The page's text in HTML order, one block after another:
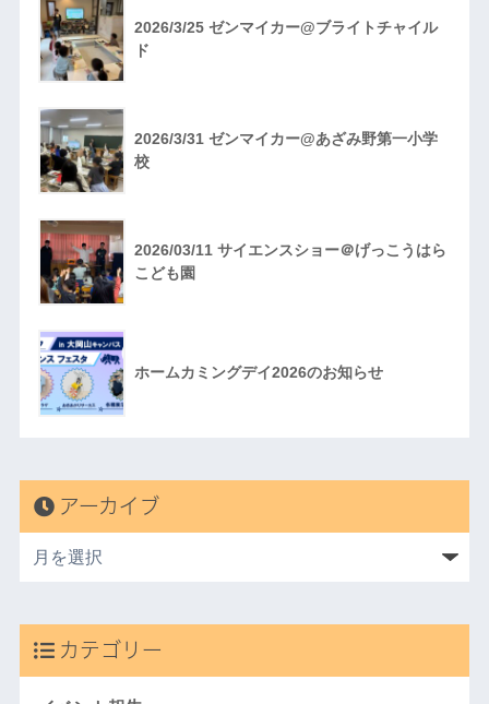
2026/3/25 ゼンマイカー@ブライトチャイル
ド
2026/3/31 ゼンマイカー@あざみ野第一小学
校
2026/03/11 サイエンスショー＠げっこうはら
こども園
ホームカミングデイ2026のお知らせ
アーカイブ
カテゴリー